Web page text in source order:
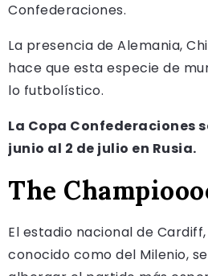
Confederaciones.
La presencia de Alemania,
hace que esta especie de
lo futbolístico.
La Copa Confederaciones
junio al 2 de julio en Rusia.
The
El estadio nacional de
conocido como del Milenio,